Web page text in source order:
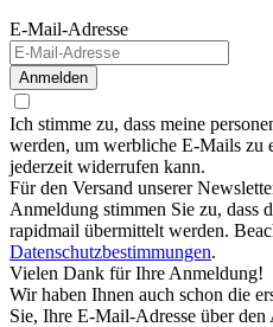
E-Mail-Adresse
Anmelden
Ich stimme zu, dass meine
werden, um werbliche E-Mails zu
jederzeit widerrufen kann.
Für den Versand unserer
Anmeldung stimmen Sie zu, dass
rapidmail übermittelt werden.
Datenschutzbestimmungen.
Vielen Dank für Ihre Anmeldung!
Wir haben Ihnen auch schon die
Sie, Ihre E-Mail-Adresse über